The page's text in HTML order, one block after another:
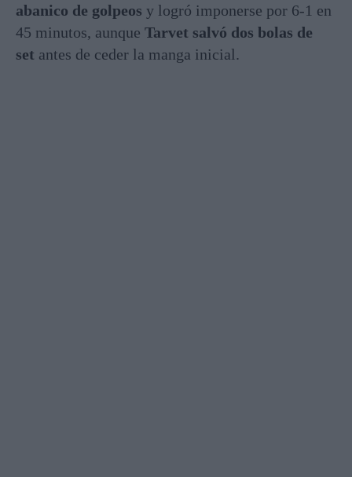
abanico de golpeos y logró imponerse por 6-1 en
45 minutos, aunque Tarvet salvó dos bolas de
set antes de ceder la manga inicial.